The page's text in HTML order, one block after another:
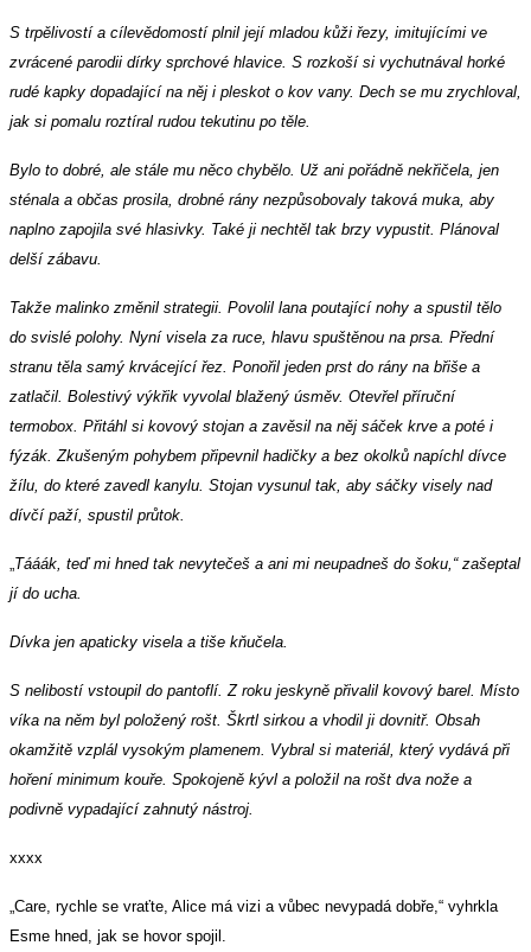
S trpělivostí a cílevědomostí plnil její mladou kůži řezy, imitujícími ve
zvrácené parodii dírky sprchové hlavice. S rozkoší si vychutnával horké
rudé kapky dopadající na něj i pleskot o kov vany. Dech se mu zrychloval,
jak si pomalu roztíral rudou tekutinu po těle.
Bylo to dobré, ale stále mu něco chybělo. Už ani pořádně nekřičela, jen
sténala a občas prosila, drobné rány nezpůsobovaly taková muka, aby
naplno zapojila své hlasivky. Také ji nechtěl tak brzy vypustit. Plánoval
delší zábavu.
Takže malinko změnil strategii. Povolil lana poutající nohy a spustil tělo
do svislé polohy. Nyní visela za ruce, hlavu spuštěnou na prsa. Přední
stranu těla samý krvácející řez. Ponořil jeden prst do rány na břiše a
zatlačil. Bolestivý výkřik vyvolal blažený úsměv. Otevřel příruční
termobox. Přitáhl si kovový stojan a zavěsil na něj sáček krve a poté i
fýzák. Zkušeným pohybem připevnil hadičky a bez okolků napíchl dívce
žílu, do které zavedl kanylu. Stojan vysunul tak, aby sáčky visely nad
dívčí paží, spustil průtok.
Tááák, teď mi hned tak nevytečeš a ani mi neupadneš do šoku,“ zašeptal
jí do ucha.
Dívka jen apaticky visela a tiše kňučela.
S nelibostí vstoupil do pantoflí. Z roku jeskyně přivalil kovový barel. Místo
víka na něm byl položený rošt. Škrtl sirkou a vhodil ji dovnitř. Obsah
okamžitě vzplál vysokým plamenem. Vybral si materiál, který vydává při
hoření minimum kouře. Spokojeně kývl a položil na rošt dva nože a
podivně vypadající zahnutý nástroj.
xxxx
„Care, rychle se vraťte, Alice má vizi a vůbec nevypadá dobře,“ vyhrkla
Esme hned, jak se hovor spojil.